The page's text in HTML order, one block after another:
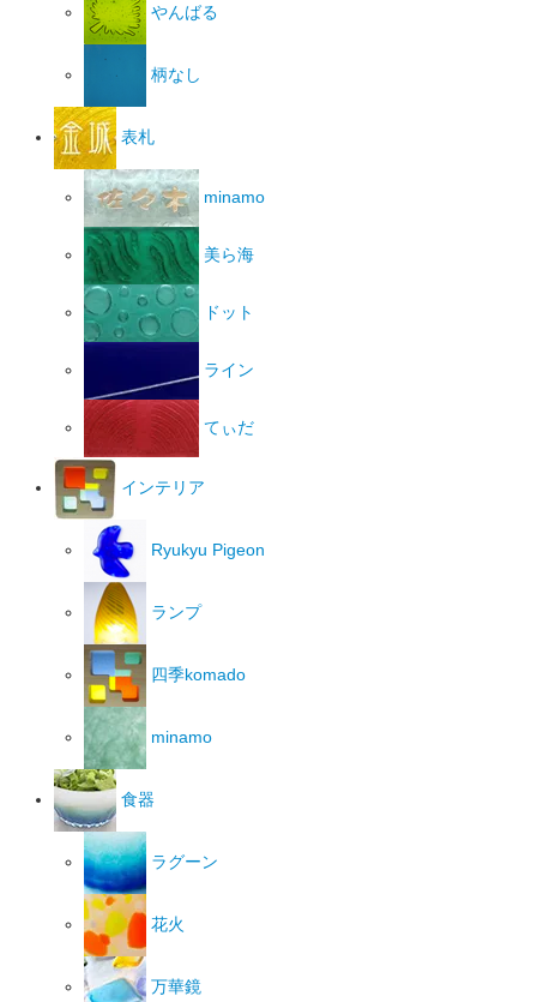
やんばる
柄なし
表札
minamo
美ら海
ドット
ライン
てぃだ
インテリア
Ryukyu Pigeon
ランプ
四季komado
minamo
食器
ラグーン
花火
万華鏡